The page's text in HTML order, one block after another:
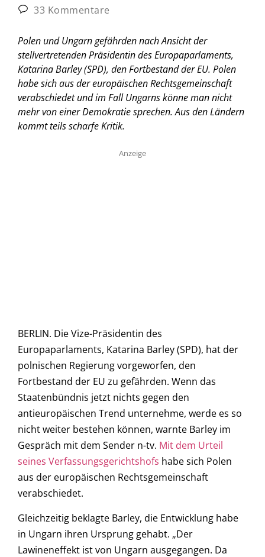
33 Kommentare
Polen und Ungarn gefährden nach Ansicht der
stellvertretenden Präsidentin des Europaparlaments,
Katarina Barley (SPD), den Fortbestand der EU. Polen
habe sich aus der europäischen Rechtsgemeinschaft
verabschiedet und im Fall Ungarns könne man nicht
mehr von einer Demokratie sprechen. Aus den Ländern
kommt teils scharfe Kritik.
Anzeige
BERLIN. Die Vize-Präsidentin des
Europaparlaments, Katarina Barley (SPD), hat der
polnischen Regierung vorgeworfen, den
Fortbestand der EU zu gefährden. Wenn das
Staatenbündnis jetzt nichts gegen den
antieuropäischen Trend unternehme, werde es so
nicht weiter bestehen können, warnte Barley im
Gespräch mit dem Sender n-tv. Mit dem Urteil
seines Verfassungsgerichtshofs habe sich Polen
aus der europäischen Rechtsgemeinschaft
verabschiedet.
Gleichzeitig beklagte Barley, die Entwicklung habe
in Ungarn ihren Ursprung gehabt. „Der
Lawineneffekt ist von Ungarn ausgegangen. Da